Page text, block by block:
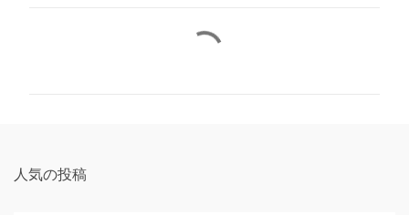
人気の投稿